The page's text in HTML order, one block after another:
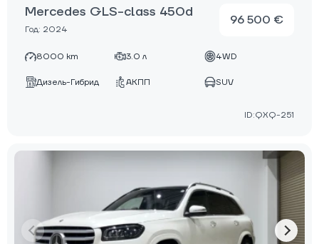
Mercedes GLS-class 450d
Год: 2024
96 500 €
8000 km 3.0 л 4WD
Дизель-Гибрид АКПП SUV
ID:QXQ-251